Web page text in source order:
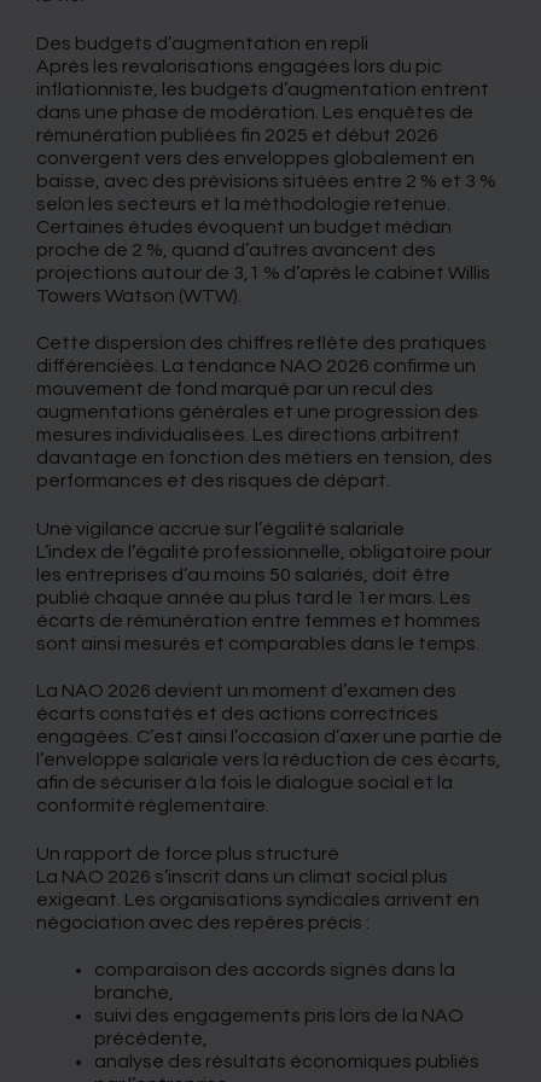
Des budgets d’augmentation en repli
Après les revalorisations engagées lors du pic
inflationniste, les budgets d’augmentation entrent
dans une phase de modération. Les enquêtes de
rémunération publiées fin 2025 et début 2026
convergent vers des enveloppes globalement en
baisse, avec des prévisions situées entre 2 % et 3 %
selon les secteurs et la méthodologie retenue.
Certaines études évoquent un budget médian
proche de 2 %, quand d’autres avancent des
projections autour de 3,1 % d’après le cabinet Willis
Towers Watson (WTW).
Cette dispersion des chiffres reflète des pratiques
différenciées. La tendance NAO 2026 confirme un
mouvement de fond marqué par un recul des
augmentations générales et une progression des
mesures individualisées. Les directions arbitrent
davantage en fonction des métiers en tension, des
performances et des risques de départ.
Une vigilance accrue sur l’égalité salariale
L’index de l’égalité professionnelle, obligatoire pour
les entreprises d’au moins 50 salariés, doit être
publié chaque année au plus tard le 1er mars. Les
écarts de rémunération entre femmes et hommes
sont ainsi mesurés et comparables dans le temps.
La NAO 2026 devient un moment d’examen des
écarts constatés et des actions correctrices
engagées. C’est ainsi l’occasion d’axer une partie de
l’enveloppe salariale vers la réduction de ces écarts,
afin de sécuriser à la fois le dialogue social et la
conformité réglementaire.
Un rapport de force plus structuré
La NAO 2026 s’inscrit dans un climat social plus
exigeant. Les organisations syndicales arrivent en
négociation avec des repères précis :
comparaison des accords signés dans la
branche,
suivi des engagements pris lors de la NAO
précédente,
analyse des résultats économiques publiés